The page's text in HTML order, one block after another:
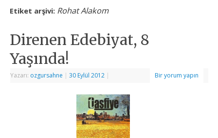
Etiket arşivi: Rohat Alakom
Direnen Edebiyat, 8
Yaşında!
Yazarı: ozgursahne | 30 Eylül 2012 | Bir yorum yapın